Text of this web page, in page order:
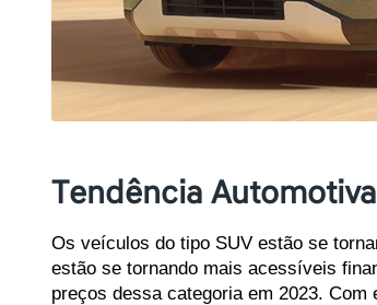
Tendência
Os veículos do tipo SUV estão se
estão se tornando mais acessíveis
preços dessa categoria em 2023.